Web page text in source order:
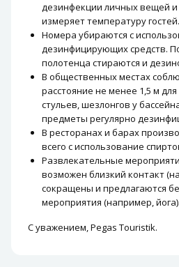
дезинфекции личных вещей
измеряет температуру гостей.
Номера убираются с
дезинфицирующих средств.
полотенца стираются и
В общественных местах
расстояние не менее 1,5 м
стульев, шезлонгов у
предметы регулярно
В ресторанах и барах
всего с использование
Развлекательные
возможен близкий контакт
сокращены и предлагаются
мероприятия (например, йога).
С уважением, Pegas Touristik.